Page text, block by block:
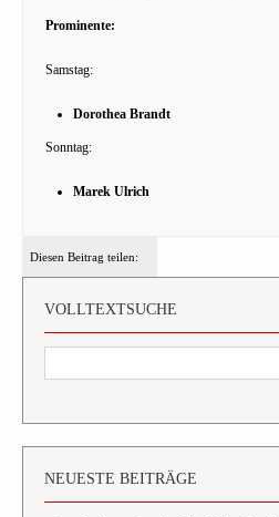
Prominente:
Samstag:
Dorothea Brandt
Sonntag:
Marek Ulrich
Diesen Beitrag teilen:
VOLLTEXTSUCHE
NEUESTE BEITRÄGE